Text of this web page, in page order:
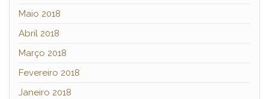
Maio 2018
Abril 2018
Março 2018
Fevereiro 2018
Janeiro 2018